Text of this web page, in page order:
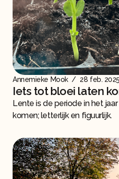
Annemieke Mook / 28 feb. 2025
Iets tot bloei laten
Lente is de periode in het
komen; letterlijk en figuurlijk.